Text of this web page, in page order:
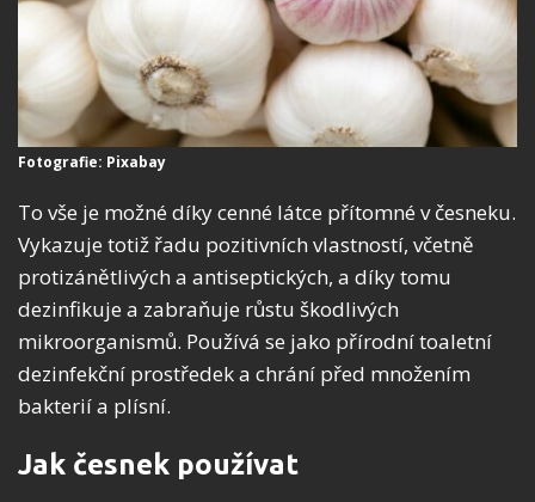
Fotografie: Pixabay
To vše je možné díky cenné látce přítomné v česneku.
Vykazuje totiž řadu pozitivních vlastností, včetně
protizánětlivých a antiseptických, a díky tomu
dezinfikuje a zabraňuje růstu škodlivých
mikroorganismů. Používá se jako přírodní toaletní
dezinfekční prostředek a chrání před množením
bakterií a plísní.
Jak česnek používat